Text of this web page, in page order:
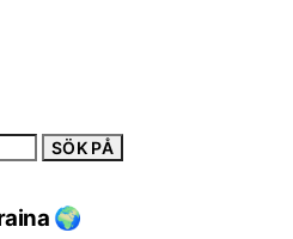
SÖK PÅ
🌍